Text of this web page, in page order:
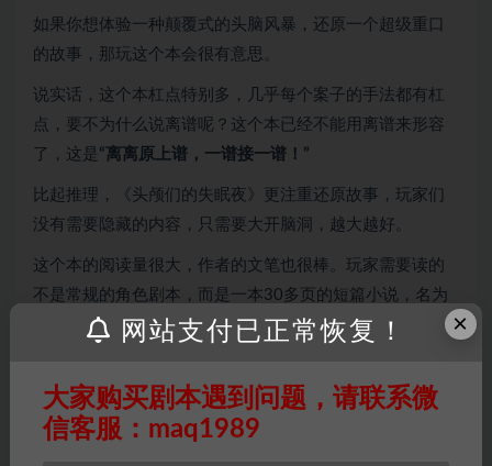
如果你想体验一种颠覆式的头脑风暴，还原一个超级重口
的故事，那玩这个本会很有意思。
说实话，这个本杠点特别多，几乎每个案子的手法都有杠
点，要不为什么说离谱呢？这个本已经不能用离谱来形容
了，这是 “离离原上谱，一谱接一谱！”
比起推理，《头颅们的失眠夜》更注重还原故事，玩家们
没有需要隐藏的内容，只需要大开脑洞，越大越好。
这个本的阅读量很大，作者的文笔也很棒。玩家需要读的
不是常规的角色剧本，而是一本30多页的短篇小说，名为
《昨日非门的最后谜题》，外加5起斩首案的回忆。
和互动方面肯定要比小说强很多。
×
网站支付已正常恢复！
大家购买剧本遇到问题，请联系微
信客服：maq1989